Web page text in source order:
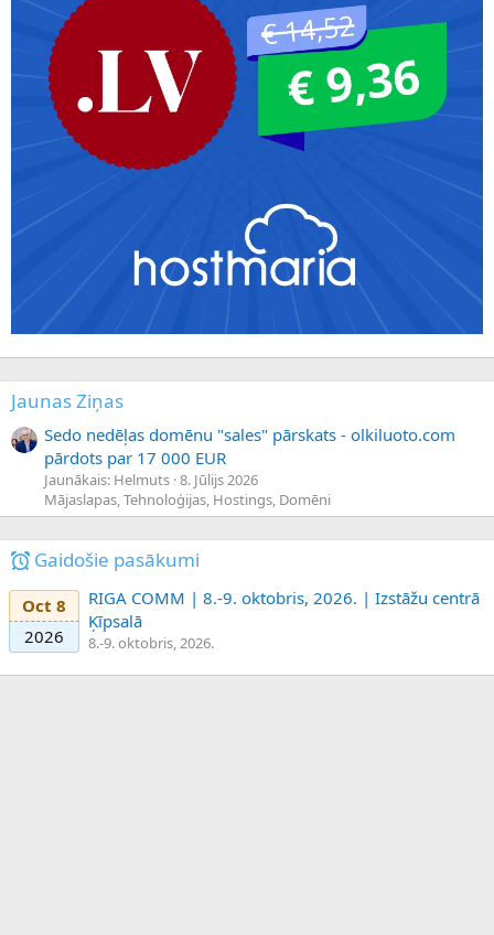
Jaunas Ziņas
Sedo nedēļas domēnu "sales" pārskats - olkiluoto.com
pārdots par 17 000 EUR
Jaunākais: Helmuts 8. Jūlijs 2026
Mājaslapas, Tehnoloģijas, Hostings, Domēni
Gaidošie pasākumi
Oct 8
2026
RIGA COMM | 8.-9. oktobris, 2026. | Izstāžu centrā
Ķīpsalā
8.-9. oktobris, 2026.